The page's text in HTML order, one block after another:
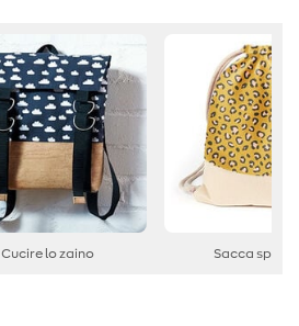
Cucire lo zaino Sacca